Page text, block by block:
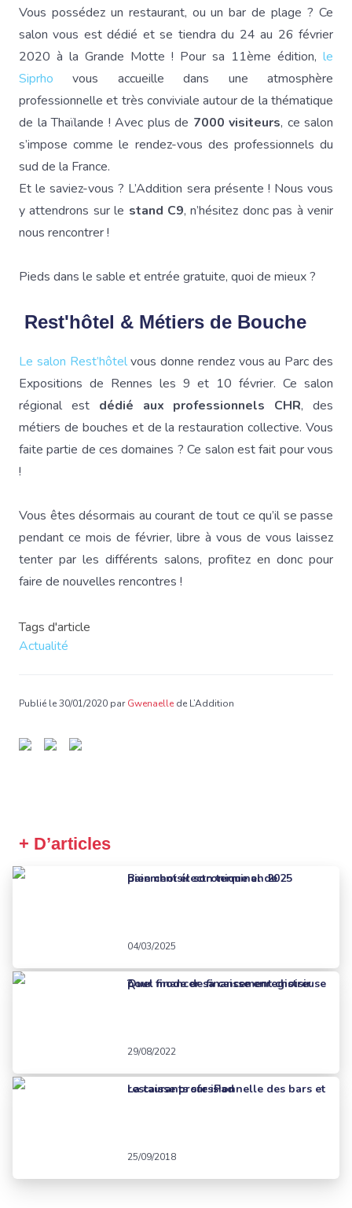
Vous possédez un restaurant, ou un bar de plage ? Ce
salon vous est dédié et se tiendra du 24 au 26 février
2020 à la Grande Motte ! Pour sa 11ème édition, le
Siprho vous accueille dans une atmosphère
professionnelle et très conviviale autour de la thématique
de la Thaïlande ! Avec plus de 7000 visiteurs, ce salon
s’impose comme le rendez-vous des professionnels du
sud de la France.
Et le saviez-vous ? L’Addition sera présente ! Nous vous
y attendrons sur le stand C9, n’hésitez donc pas à venir
nous rencontrer !
Pieds dans le sable et entrée gratuite, quoi de mieux ?
Rest'hôtel & Métiers de Bouche
Le salon Rest’hôtelvous donne rendez vous au Parc des
Expositions de Rennes les 9 et 10 février. Ce salon
régional est dédié aux professionnels CHR, des
métiers de bouches et de la restauration collective. Vous
faite partie de ces domaines ? Ce salon est fait pour vous
!
Vous êtes désormais au courant de tout ce qu’il se passe
pendant ce mois de février, libre à vous de vous laissez
tenter par les différents salons, profitez en donc pour
faire de nouvelles rencontres !
Tags d'article
Actualité
Publié le 30/01/2020 parGwenaelle de L’Addition
+ D’articles
Bien choisir son terminal de paiement électronique en 2025
04/03/2025
Quel mode de financement choisir pour financer sa caisse enregistreuse ?
29/08/2022
La caisse professionnelle des bars et restaurants sur iPad
25/09/2018